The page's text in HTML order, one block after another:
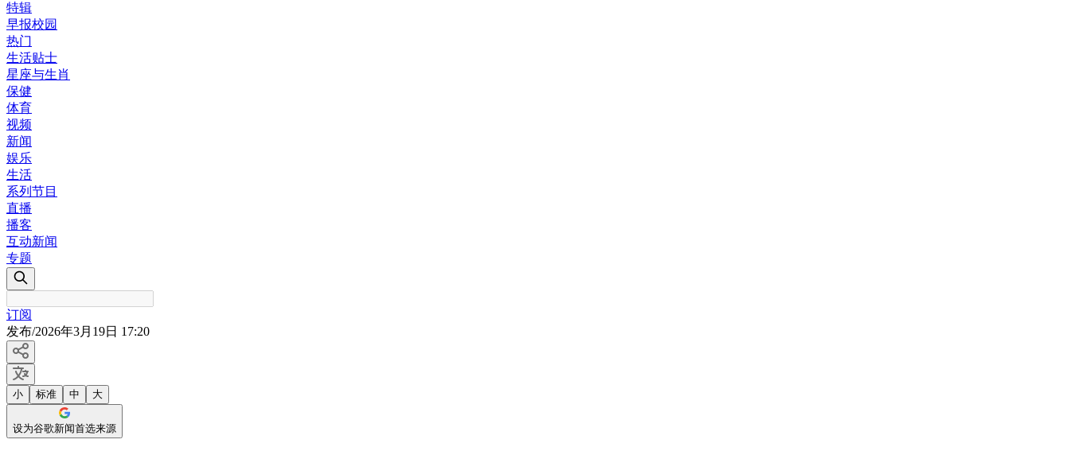
特辑
早报校园
热门
生活贴士
星座与生肖
保健
体育
视频
新闻
娱乐
生活
系列节目
直播
播客
互动新闻
专题
订阅
发布/2026年3月19日 17:20
小 标准 中 大
设为谷歌新闻首选来源